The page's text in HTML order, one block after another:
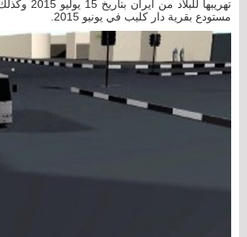
تهريبها
مستودع بقرية دار كليب في يونيو 2015.